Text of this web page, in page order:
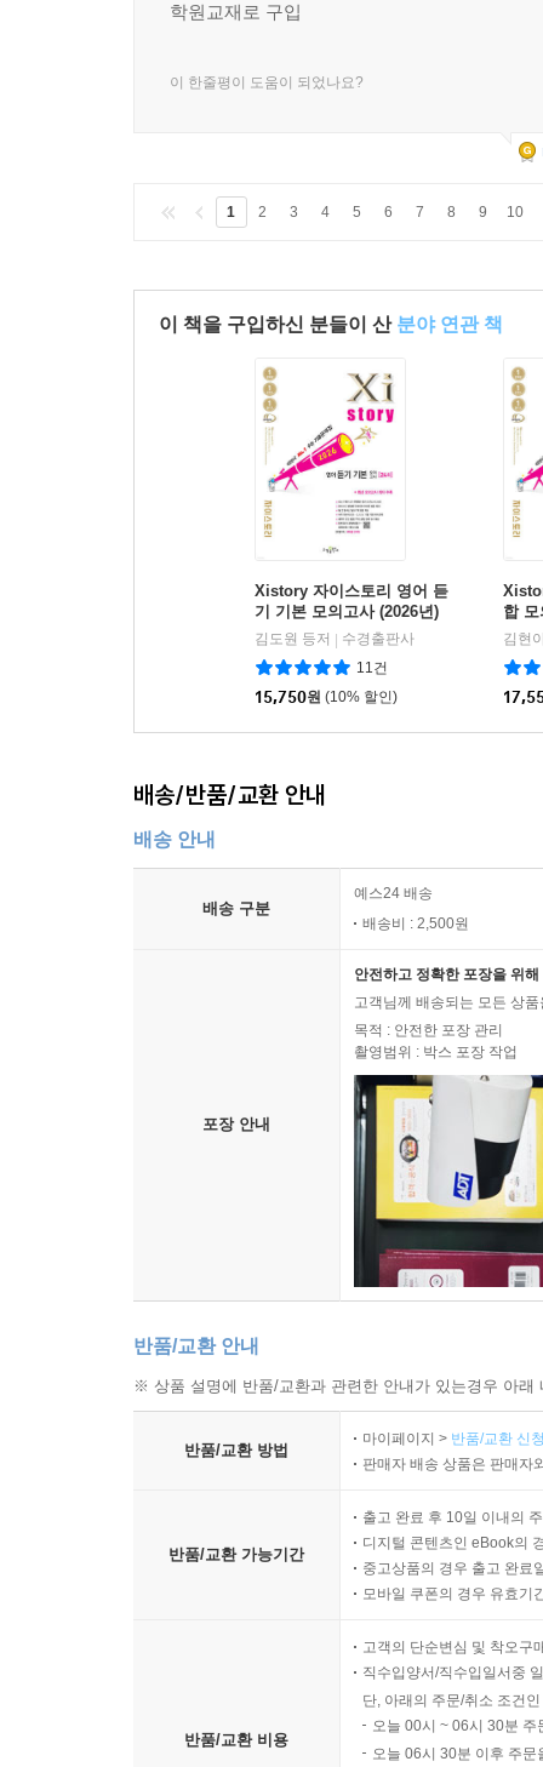
학원교재로 구입
이 한줄평이 도움이 되었나요?
1 2 3 4 5 6 7 8 9 10
이 책을 구입하신 분들이 산 분야 연관 책
Xistory 자이스토리 영어 듣
기 기본 모의고사 (2026년)
김도원 등저
수경출판사
11건
15,750원 (10% 할인)
합
년)
김현
배송/반품/교환 안내
배송 안내
배송 구분
예스24 배송
배송비 : 2,500원
포장 안내
안전하고 정확한 포장을 위
고객님께 배송되는 모든 상
목적 : 안전한 포장 관리
촬영범위 : 박스 포장 작업
반품/교환 안내
※ 상품 설명에 반품/교환과 관련한 안내가 있는경우 아
반품/교환 방법
마이페이지 > 반품/교환 신
판매자 배송 상품은 판매자
반품/교환 가능기간
출고 완료 후 10일 이내의
디지털 콘텐츠인 eBook의
중고상품의 경우 출고 완료
모바일 쿠폰의 경우 유효기
반품/교환 비용
고객의 단순변심 및 착오구
직수입양서/직수입일서중
단, 아래의 주문/취소 조건
오늘 00시 ~ 06시 30분
오늘 06시 30분 이후 주